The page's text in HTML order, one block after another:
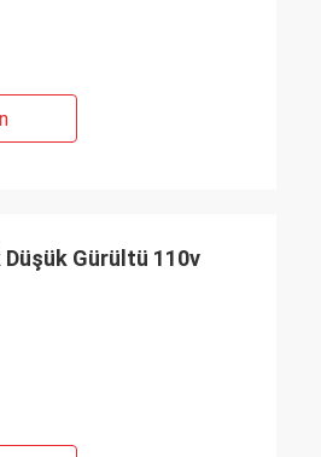
Düşük Gürültü 110v